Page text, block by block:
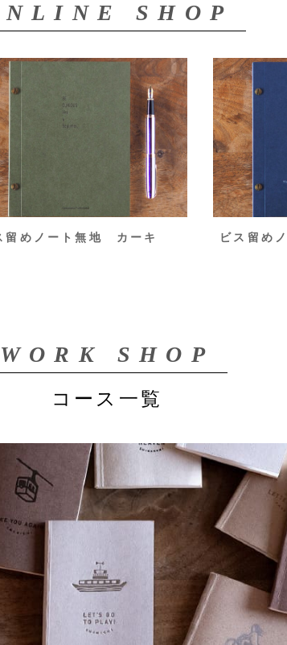
SHOP
留めノート無地 カーキ ビス留め
WORK SHOP
コース一覧